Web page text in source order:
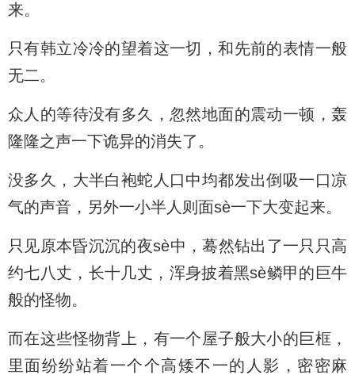
来。
只有韩立冷冷的望着这一切，和先前的表情一般
无二。
众人的等待没有多久，忽然地面的震动一顿，轰
隆隆之声一下诡异的消失了。
没多久，大半白袍蛇人口中均都发出倒吸一口凉
气的声音，另外一小半人则面sè一下大变起来。
只见原本昏沉沉的夜sè中，蓦然钻出了一只只高
约七八丈，长十几丈，浑身披着黑sè鳞甲的巨牛
般的怪物。
而在这些怪物背上，有一个屋子般大小的巨框，
里面纷纷站着一个个高矮不一的人影，密密麻